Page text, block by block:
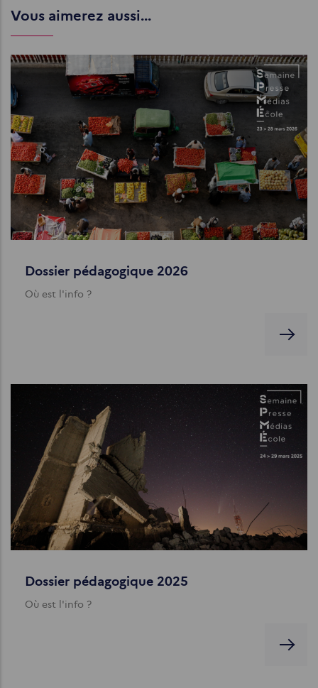
Vous aimerez aussi...
Dossier pédagogique 2026
Où est l'info ?
Dossier pédagogique 2025
Où est l'info ?